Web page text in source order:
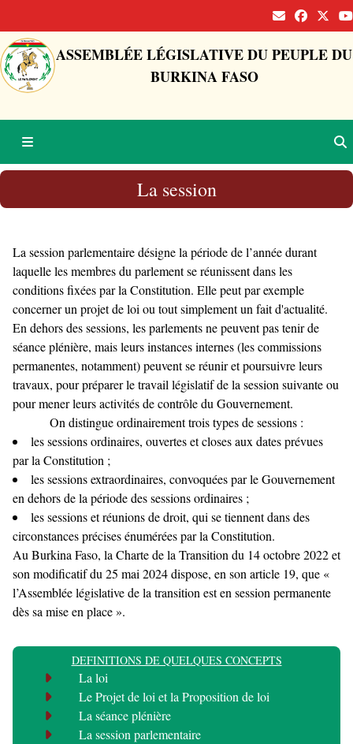
ASSEMBLÉE LÉGISLATIVE DU PEUPLE DU
BURKINA FASO
La session
La session parlementaire désigne la période de l’année durant
laquelle les membres du parlement se réunissent dans les
conditions fixées par la Constitution. Elle peut par exemple
concerner un projet de loi ou tout simplement un fait d'actualité.
En dehors des sessions, les parlements ne peuvent pas tenir de
séance plénière, mais leurs instances internes (les commissions
permanentes, notamment) peuvent se réunir et poursuivre leurs
travaux, pour préparer le travail législatif de la session suivante ou
pour mener leurs activités de contrôle du Gouvernement.
On distingue ordinairement trois types de sessions :
les sessions ordinaires, ouvertes et closes aux dates prévues
par la Constitution ;
les sessions extraordinaires, convoquées par le Gouvernement
en dehors de la période des sessions ordinaires ;
les sessions et réunions de droit, qui se tiennent dans des
circonstances précises énumérées par la Constitution.
Au Burkina Faso, la Charte de la Transition du 14 octobre 2022 et
son modificatif du 25 mai 2024 dispose, en son article 19, que «
l’Assemblée législative de la transition est en session permanente
dès sa mise en place ».
DEFINITIONS DE QUELQUES CONCEPTS
La loi
Le Projet de loi et la Proposition de loi
La séance plénière
La session parlementaire